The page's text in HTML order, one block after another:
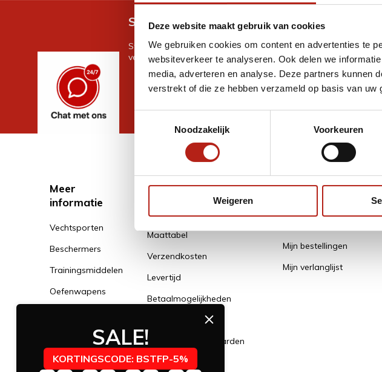
Deze website maakt gebruik van cookies
We gebruiken cookies om content en advertenties te
websiteverkeer te analyseren. Ook delen we
media, adverteren en analyse. Deze partners kunnen
verstrekt of die ze hebben verzameld op basis van uw
Noodzakelijk
Voorkeuren
Weigeren
Snel antwoord op je vraag?
Stel je vraag in de chat, en we helpen je graag
verder. 24/7
Meer
informatie
Vechtsporten
Beschermers
Trainingsmiddelen
Oefenwapens
Banden
Klantenservice
Klantenservice
Maattabel
Verzendkosten
Levertijd
Betaalmogelijkheden
Klachtenservice
Algemene voorwaarden
Privacy Policy
Mijn account
Een account aanmaken
Mijn bestellingen
Mijn verlanglijst
SALE!
KORTINGSCODE: BSTFP-5%